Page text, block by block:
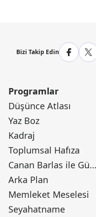
Bizi Takip Edin
Programlar
Düşünce Atlası
Yaz Boz
Kadraj
Toplumsal Hafıza
Canan Barlas ile Gündem
Arka Plan
Memleket Meselesi
Seyahatname